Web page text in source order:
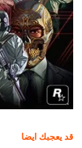
قد يعجبك ايضا